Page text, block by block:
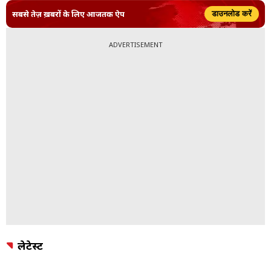
सबसे तेज़ ख़बरों के लिए आजतक ऐप डाउनलोड करें
ADVERTISEMENT
लेटेस्ट